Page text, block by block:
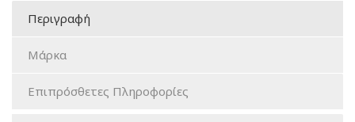
Περιγραφή
Μάρκα
Επιπρόσθετες Πληροφορίες